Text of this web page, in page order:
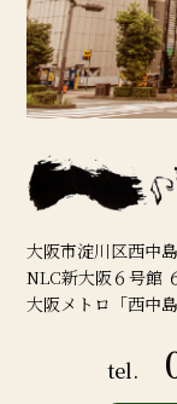
大阪市淀川区西中
NLC新大阪６号館
大阪メトロ「西中
tel.